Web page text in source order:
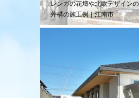
レンガの花壇や北欧デザイン
外構の施工例｜江南市